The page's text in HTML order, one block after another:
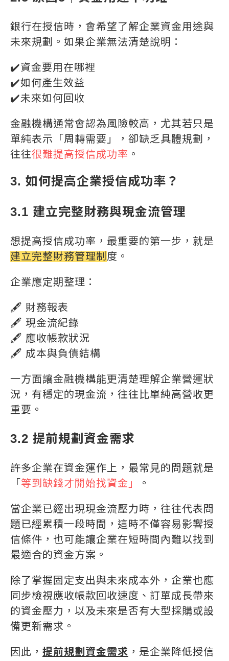
銀行在授信時，會希望了解企業資金用途與
未來規劃。如果企業無法清楚說明：
✔️資金要用在哪裡
✔️如何產生效益
✔️未來如何回收
金融機構通常會認為風險較高，尤其若只是
單純表示「周轉需要」，卻缺乏具體規劃，
往往很難提高授信成功率 。
3. 如何提高企業授信成功率？
3.1 建立完整財務與現金流管理
想提高授信成功率，最重要的第一步，就是
建立完整財務管理制 度。
企業應定期整理：
🖋️ 財務報表
🖋️ 現金流紀錄
🖋️ 應收帳款狀況
🖋️ 成本與負債結構
一方面讓金融機構能更清楚理解企業營運狀
況，有穩定的現金流，往往比單純高營收更
重要。
3.2 提前規劃資金需求
許多企業在資金運作上，最常見的問題就是
「 等到缺錢才開始找資金」 。
當企業已經出現現金流壓力時，往往代表問
題已經累積一段時間，這時不僅容易影響授
信條件，也可能讓企業在短時間內難以找到
最適合的資金方案。
除了掌握固定支出與未來成本外，企業也應
同步檢視應收帳款回收速度、訂單成長帶來
的資金壓力，以及未來是否有大型採購或設
備更新需求。
因此， 提前規劃資金需求 ，是企業降低授信